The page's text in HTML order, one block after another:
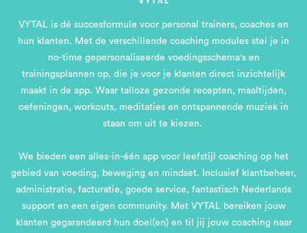
VYTAL is dé succesformule voor personal trainers, coaches en
hun klanten. Met de verschillende coaching modules stel je in
no-time gepersonaliseerde voedingsschema's en
trainingsplannen op, die je voor je klanten direct inzichtelijk
maakt in de app. Waar talloze gezonde recepten, maaltijden,
oefeningen, workouts, meditaties en ontspannende muziek in
staan om uit te kiezen.
We bieden een alles-in-één app voor leefstijl coaching op het
gebied van voeding, beweging en mindset. Inclusief klantbeheer,
administratie, facturatie, goede service, fantastisch Nederlands
support en een eigen community. Met VYTAL bereiken jouw
klanten gegarandeerd hun doel(en) en til jij jouw coaching naar